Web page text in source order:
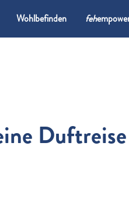
Wohlbefinden feh
Duftreise